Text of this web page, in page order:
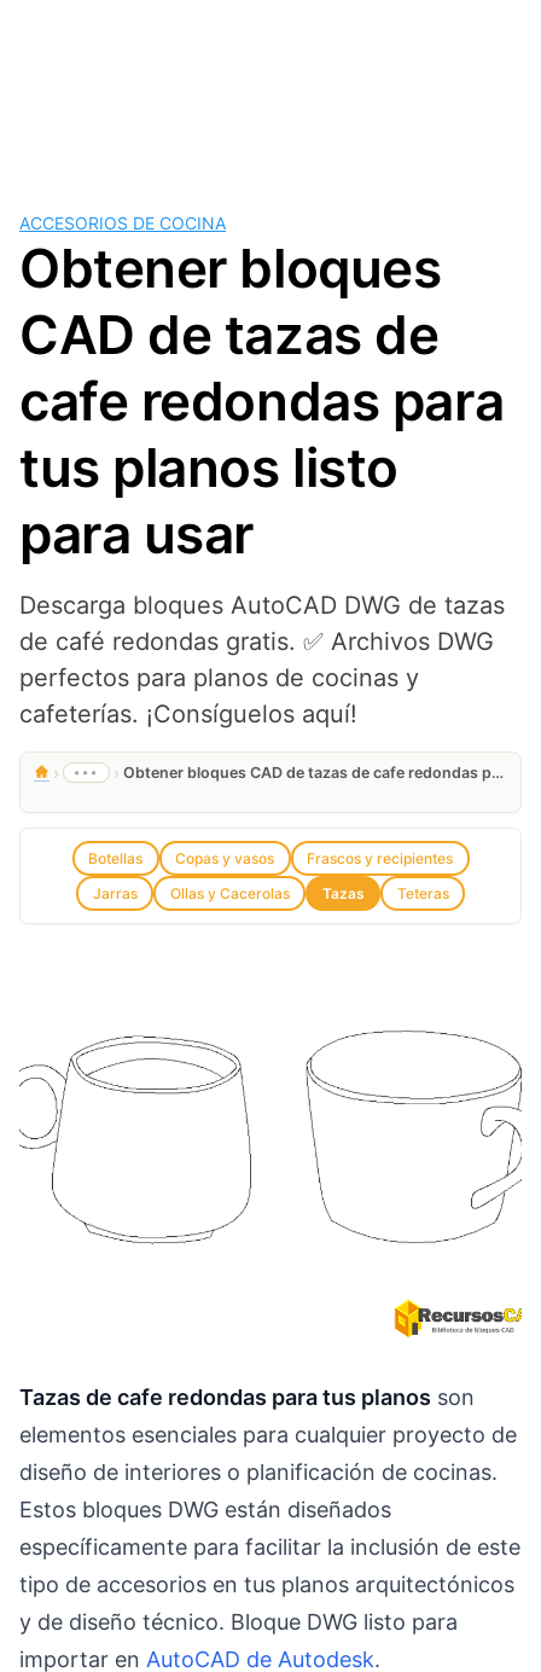
ACCESORIOS DE COCINA
Obtener bloques
CAD de tazas de
cafe redondas para
tus planos listo
para usar
Descarga bloques AutoCAD DWG de tazas
de café redondas gratis. ✅ Archivos DWG
perfectos para planos de cocinas y
cafeterías. ¡Consíguelos aquí!
› ••• › Obtener bloques CAD de tazas de cafe redondas para tus planos listo para usar
Botellas Copas y vasos
Frascos y recipientes
Jarras
Ollas y Cacerolas Tazas Teteras
Tazas de cafe redondas para tus planos son
elementos esenciales para cualquier proyecto de
diseño de interiores o planificación de cocinas.
Estos bloques DWG están diseñados
específicamente para facilitar la inclusión de este
tipo de accesorios en tus planos arquitectónicos
y de diseño técnico. Bloque DWG listo para
importar en AutoCAD de Autodesk.